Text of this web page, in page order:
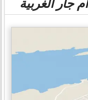
جار الغربية